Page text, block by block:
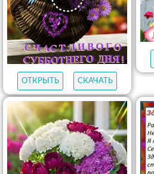
ОТКРЫТЬ СКАЧАТЬ